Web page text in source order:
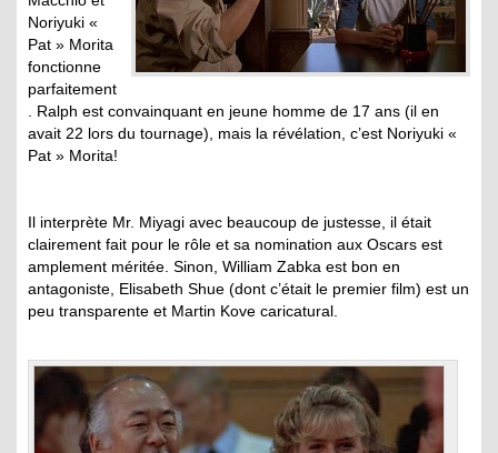
Noriyuki «
Pat » Morita
fonctionne
parfaitement
. Ralph est convainquant en jeune homme de 17 ans (il en
avait 22 lors du tournage), mais la révélation, c’est Noriyuki «
Pat » Morita!
Il interprète Mr. Miyagi avec beaucoup de justesse, il était
clairement fait pour le rôle et sa nomination aux Oscars est
amplement méritée. Sinon, William Zabka est bon en
antagoniste, Elisabeth Shue (dont c’était le premier film) est un
peu transparente et Martin Kove caricatural.